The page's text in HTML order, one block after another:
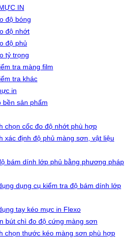
IN
độ bóng
độ nhớt
độ phủ
tỷ trọng
tra màng film
tra khác
in
bền sản phẩm
chọn cốc đo độ nhớt phù hợp
xác định độ phủ màng sơn, vật liệu
bám dính lớp phủ bằng phương pháp
dụng cụ kiểm tra độ bám dính lớp
tay kéo mực in Flexo
bút chì đo độ cứng màng sơn
chọn thước kéo màng sơn phù hợp